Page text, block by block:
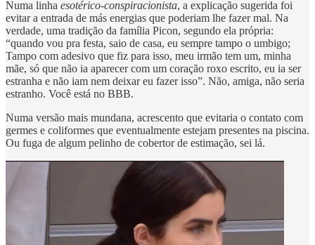
Numa linha esotérico-conspiracionista, a explicação sugerida foi
evitar a entrada de más energias que poderiam lhe fazer mal. Na
verdade, uma tradição da família Picon, segundo ela própria:
“quando vou pra festa, saio de casa, eu sempre tampo o umbigo;
Tampo com adesivo que fiz para isso, meu irmão tem um, minha
mãe, só que não ia aparecer com um coração roxo escrito, eu ia ser
estranha e não iam nem deixar eu fazer isso”. Não, amiga, não seria
estranho. Você está no BBB.
Numa versão mais mundana, acrescento que evitaria o contato com
germes e coliformes que eventualmente estejam presentes na piscina.
Ou fuga de algum pelinho de cobertor de estimação, sei lá.